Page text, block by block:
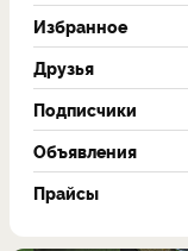
Избранное
Друзья
Подписчики
Объявления
Прайсы